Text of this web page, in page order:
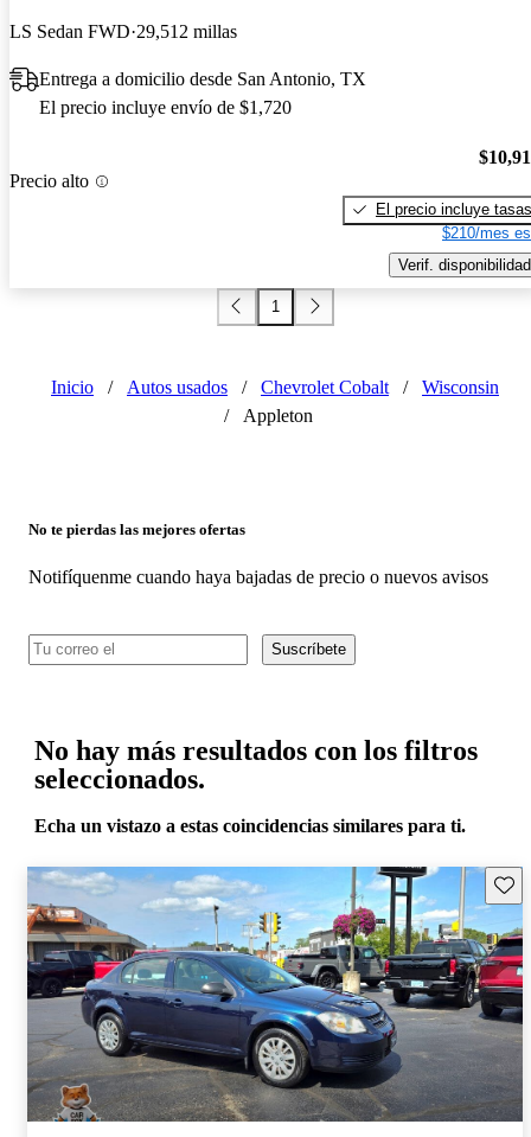
LS Sedan FWD 29,512 millas
Entrega a domicilio desde San Antonio, TX
El precio incluye envío de $1,720
Precio alto
El precio incluye tasas
$210/mes
Verif. disponibilidad
1
Inicio / Autos usados / Chevrolet Cobalt /
Wisconsin
/
Appleton
No te pierdas las mejores ofertas
Notifíquenme cuando haya bajadas de precio o nuevos avisos
Suscríbete
No hay más resultados con los filtros
seleccionados.
Echa un vistazo a estas coincidencias similares para ti.